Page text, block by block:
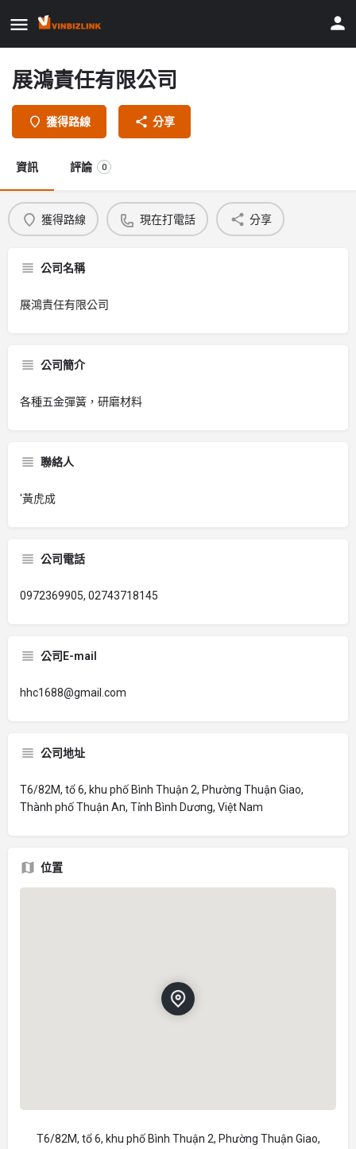
展鴻責任有限公司
獲得路線 分享
資訊 評論 0
獲得路線 現在打電話 分享
公司名稱
展鴻責任有限公司
公司簡介
各種五金彈簧，研磨材料
聯絡人
'黃虎成
公司電話
0972369905, 02743718145
公司E-mail
hhc1688@gmail.com
公司地址
T6/82M, tổ 6, khu phố Bình Thuận 2, Phường Thuận Giao,
Thành phố Thuận An, Tỉnh Bình Dương, Việt Nam
位置
T6/82M, tổ 6, khu phố Bình Thuận 2, Phường Thuận Giao,